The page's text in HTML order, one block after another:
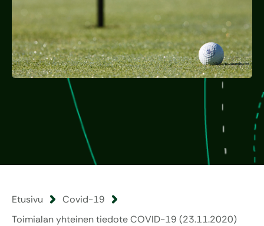
Etusivu
Covid-19
Toimialan yhteinen tiedote COVID-19 (23.11.2020)